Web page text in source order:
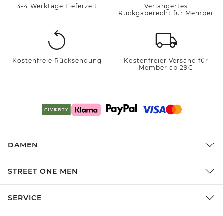
3-4 Werktage Lieferzeit
Verlängertes
Rückgaberecht für Member
Kostenfreie Rücksendung
Kostenfreier Versand für
Member ab 29€
DAMEN
STREET ONE MEN
SERVICE